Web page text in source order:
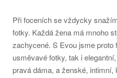
Při foceních se vždycky
fotky. Každá žena má mnoho
zachycené. S Evou jsme proto
usměvavé fotky, tak i
pravá dáma, a ženské,